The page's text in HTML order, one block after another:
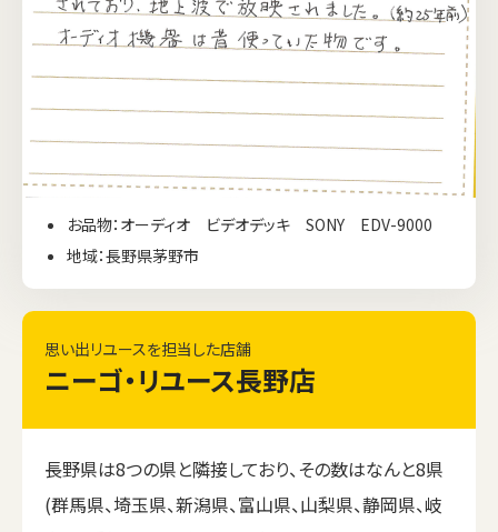
お品物：オーディオ ビデオデッキ SONY EDV-9000
地域：長野県茅野市
思い出リユースを担当した店舗
ニーゴ・リユース長野店
長野県は8つの県と隣接しており、その数はなんと8県
(群馬県、埼玉県、新潟県、富山県、山梨県、静岡県、岐